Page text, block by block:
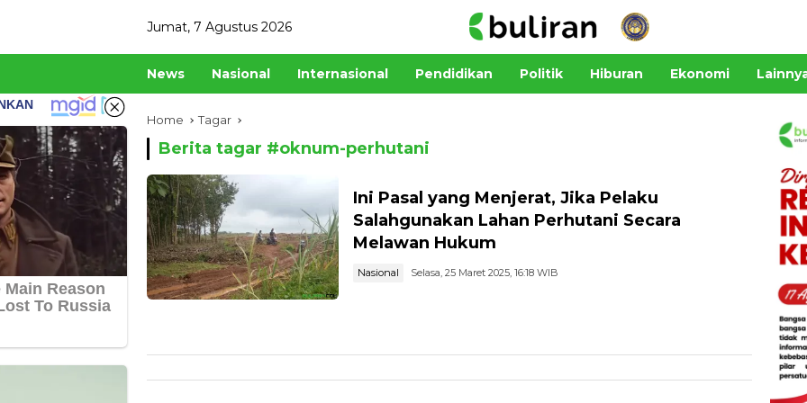
Jumat, 7 Agustus 2026
News Nasional Internasional Pendidikan Politik Hiburan Ekonomi
Home Tagar
Berita tagar #oknum-perhutani
Ini Pasal yang Menjerat, Jika Pelaku
Salahgunakan Lahan Perhutani Secara
Melawan Hukum
Nasional Selasa, 25 Maret 2025, 16:18 WIB